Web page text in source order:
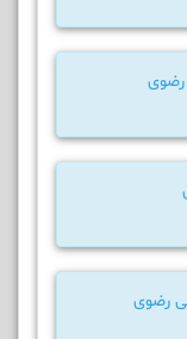
رضوی
رضوی